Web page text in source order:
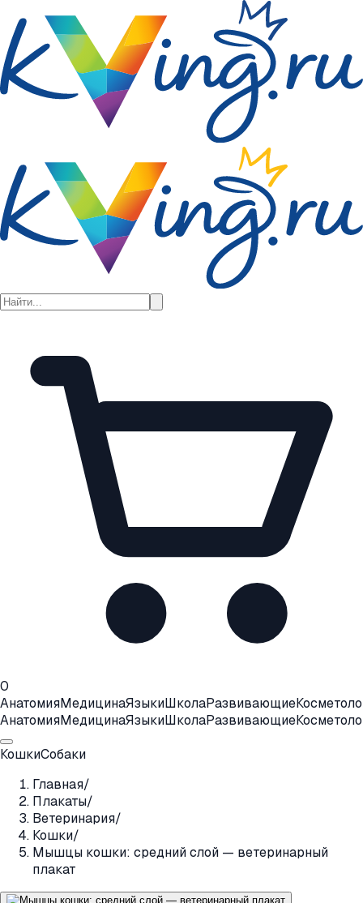
0
АнатомияМедицинаЯзыкиШколаРазвивающие
АнатомияМедицинаЯзыкиШколаРазвивающие
КошкиСобаки
Главная/
Плакаты/
Ветеринария/
Кошки/
Мышцы кошки: средний слой — ветеринарный
плакат